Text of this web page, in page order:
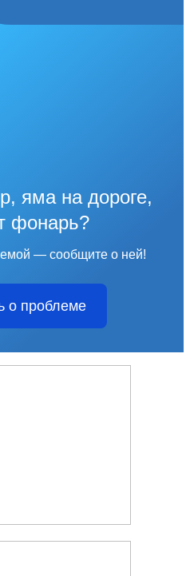
яма на дороге,
фонарь?
— сообщите о ней!
о проблеме